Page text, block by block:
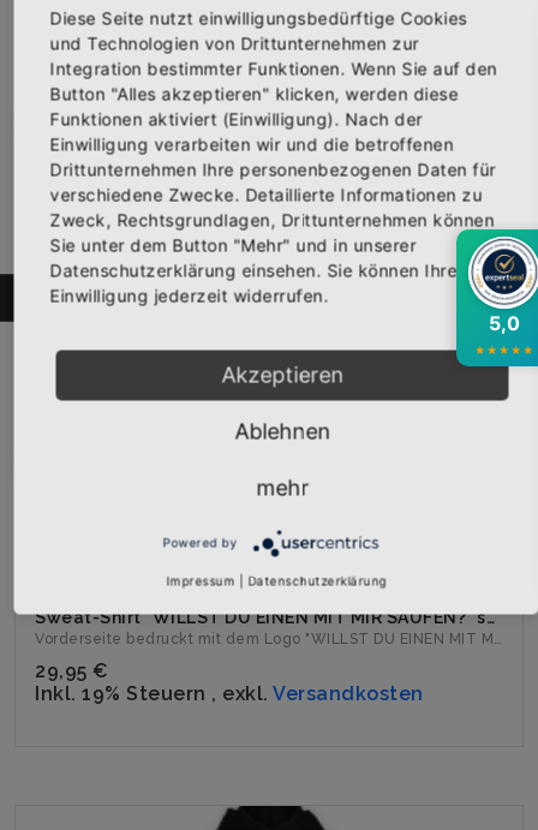
FILTER
Ab 19,95 €
Inkl. 19% Steuern,exkl.Versandkosten
Sweat-Shirt "WILLST DU EINEN MIT MIR SAUFEN?" schwarz
Vorderseite bedruckt mit dem Logo "WILLST DU EINEN MIT MIR S...
29,95 €
Inkl. 19% Steuern , exkl. Versandkosten
Abonniere jetzt unseren Newsletter ×
Bekomme die aktuellsten News über neue
Produkte und zudem einen 10% Gutschein für
deine nächste Bestellung.
Abonnieren
5,0
★★★★★
Diese Seite nutzt einwilligungsbedürftige Cookies
und Technologien von Drittunternehmen zur
Integration bestimmter Funktionen. Wenn Sie auf den
Button "Alles akzeptieren" klicken, werden diese
Funktionen aktiviert (Einwilligung). Nach der
Einwilligung verarbeiten wir und die betroffenen
Drittunternehmen Ihre personenbezogenen Daten für
verschiedene Zwecke. Detaillierte Informationen zu
Zweck, Rechtsgrundlagen, Drittunternehmen können
Sie unter dem Button "Mehr" und in unserer
Datenschutzerklärung einsehen. Sie können Ihre
Einwilligung jederzeit widerrufen.
Akzeptieren
Ablehnen
mehr
Powered by
Impressum Datenschutzerklärung